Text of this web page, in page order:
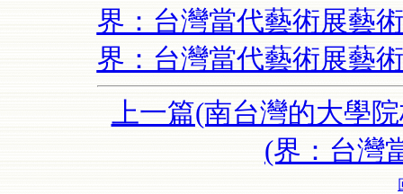
界：台灣當代藝術展藝
界：台灣當代藝術展藝
上一篇(南台灣的大學
(界：台灣